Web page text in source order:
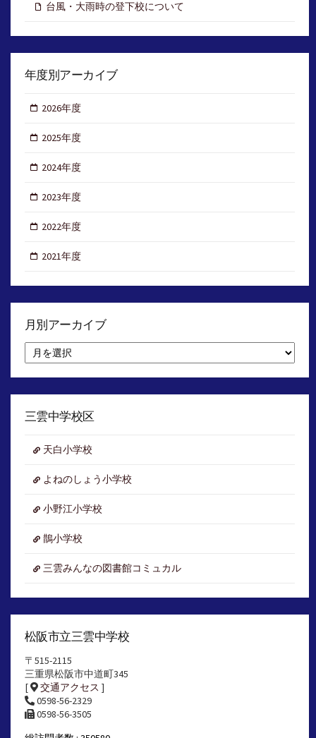
台風・大雨時の登下校について
年度別アーカイブ
2026年度
2025年度
2024年度
2023年度
2022年度
2021年度
月別アーカイブ
別
ア
イ
三雲中学校区
天白小学校
よねのしょう小学校
小野江小学校
鵲小学校
三雲みんなの図書館コミュカル
松阪市立三雲中学校
〒515-2115
三重県松阪市中道町345
[
交通アクセス ]
0598-56-2329
0598-56-3505